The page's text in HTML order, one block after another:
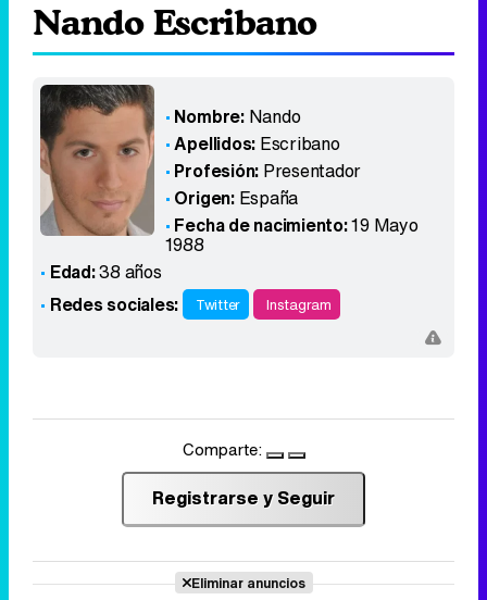
Nando Escribano
Nombre: Nando
Apellidos: Escribano
Profesión: Presentador
Origen: España
Fecha de nacimiento:19 Mayo
1988
Edad:38 años
Redes sociales:
Twitter Instagram
Comparte:
Registrarse y Seguir
Eliminar anuncios